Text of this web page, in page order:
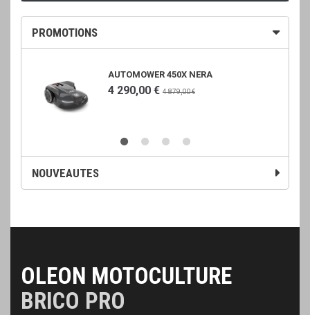
PROMOTIONS
AUTOMOWER 450X NERA
4 290,00 € 4 879,00 €
NOUVEAUTES
OLEON MOTOCULTURE
BRICO PRO